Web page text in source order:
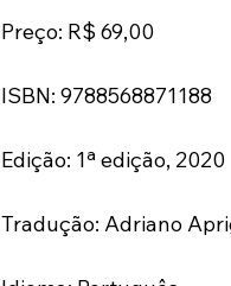
Preço: R$ 69,00
ISBN: 9788568871188
Edição: 1ª edição, 2020
Tradução: Adriano